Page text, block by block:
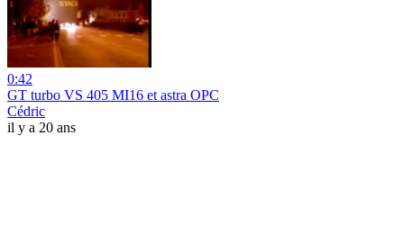
0:42
GT turbo VS 405 MI16 et astra OPC
Cédric
il y a 20 ans